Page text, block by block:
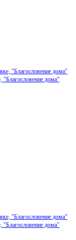
"Благословение дома"
"Благословение дома"